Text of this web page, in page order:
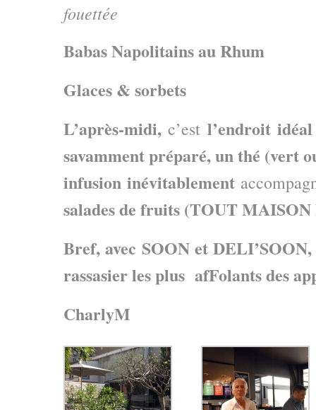
fouettée
Babas Napolitains au Rhum
Glaces & sorbets
L’après-midi,c’est l’endroit
savamment préparé, un thé (vert
infusion inévitablement
salades de fruits (TOUT
Bref, avec SOON et
rassasier les plus afFolants des
CharlyM